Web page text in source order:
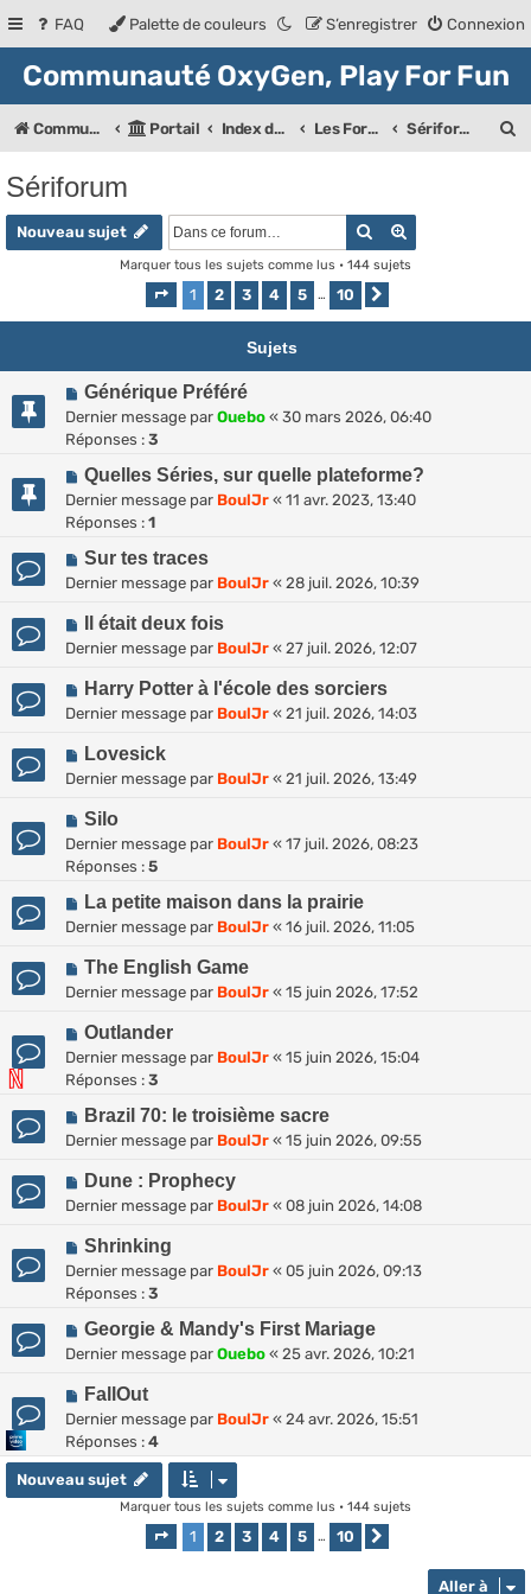
FAQ Connexion
S’enregistrer
Palette de couleurs
Communauté OxyGen, Play For Fun
Communauté OXyGeN Portail Index des forums Les Forums de la communauté Sériforum
h
Sériforum
Nouveau sujet Rechercher
Marquer tous les sujets comme lus • 144 sujets
Page 1sur 10
1 2 3 4 5 … 10
Sujets
Générique Préféré
Dernier message par Ouebo « 30 mars 2026, 06:40
Réponses : 3
Quelles Séries, sur quelle plateforme?
Dernier message par BoulJr « 11 avr. 2023, 13:40
Réponses : 1
Sur tes traces
Dernier message par BoulJr « 28 juil. 2026, 10:39
Il était deux fois
Dernier message par BoulJr « 27 juil. 2026, 12:07
Harry Potter à l'école des sorciers
Dernier message par BoulJr « 21 juil. 2026, 14:03
Lovesick
Dernier message par BoulJr « 21 juil. 2026, 13:49
Silo
Dernier message par BoulJr « 17 juil. 2026, 08:23
Réponses : 5
La petite maison dans la prairie
Dernier message par BoulJr « 16 juil. 2026, 11:05
The English Game
Dernier message par BoulJr « 15 juin 2026, 17:52
Outlander
Dernier message par BoulJr « 15 juin 2026, 15:04
Réponses : 3
Brazil 70: le troisième sacre
Dernier message par BoulJr « 15 juin 2026, 09:55
Dune : Prophecy
Dernier message par BoulJr « 08 juin 2026, 14:08
Shrinking
Dernier message par BoulJr « 05 juin 2026, 09:13
Réponses : 3
Georgie & Mandy's First Mariage
Dernier message par Ouebo « 25 avr. 2026, 10:21
FallOut
Dernier message par BoulJr « 24 avr. 2026, 15:51
Réponses : 4
Nouveau sujet
Marquer tous les sujets comme lus • 144 sujets
Page 1sur 10
1 2 3 4 5 … 10
Aller à